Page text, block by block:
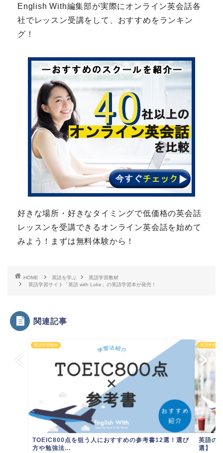
English With編集部が実際にオンライン英会話各
社でレッスン受講をして、おすすめをランキン
グ！
好きな場所・好きなタイミングで低価格の英会話
レッスンを受講できるオンライン英会話を始めて
みよう！まずは無料体験から！
HOME 英語を学ぶ
英語学習教材
英語学習サイト「英語 with Luke」の英語学習本が発売！
関連記事
英語学習教材
TOEIC800点を狙う人におすすめの参考書12選！選び
方や勉強法...
英語学習教
英語の
選】